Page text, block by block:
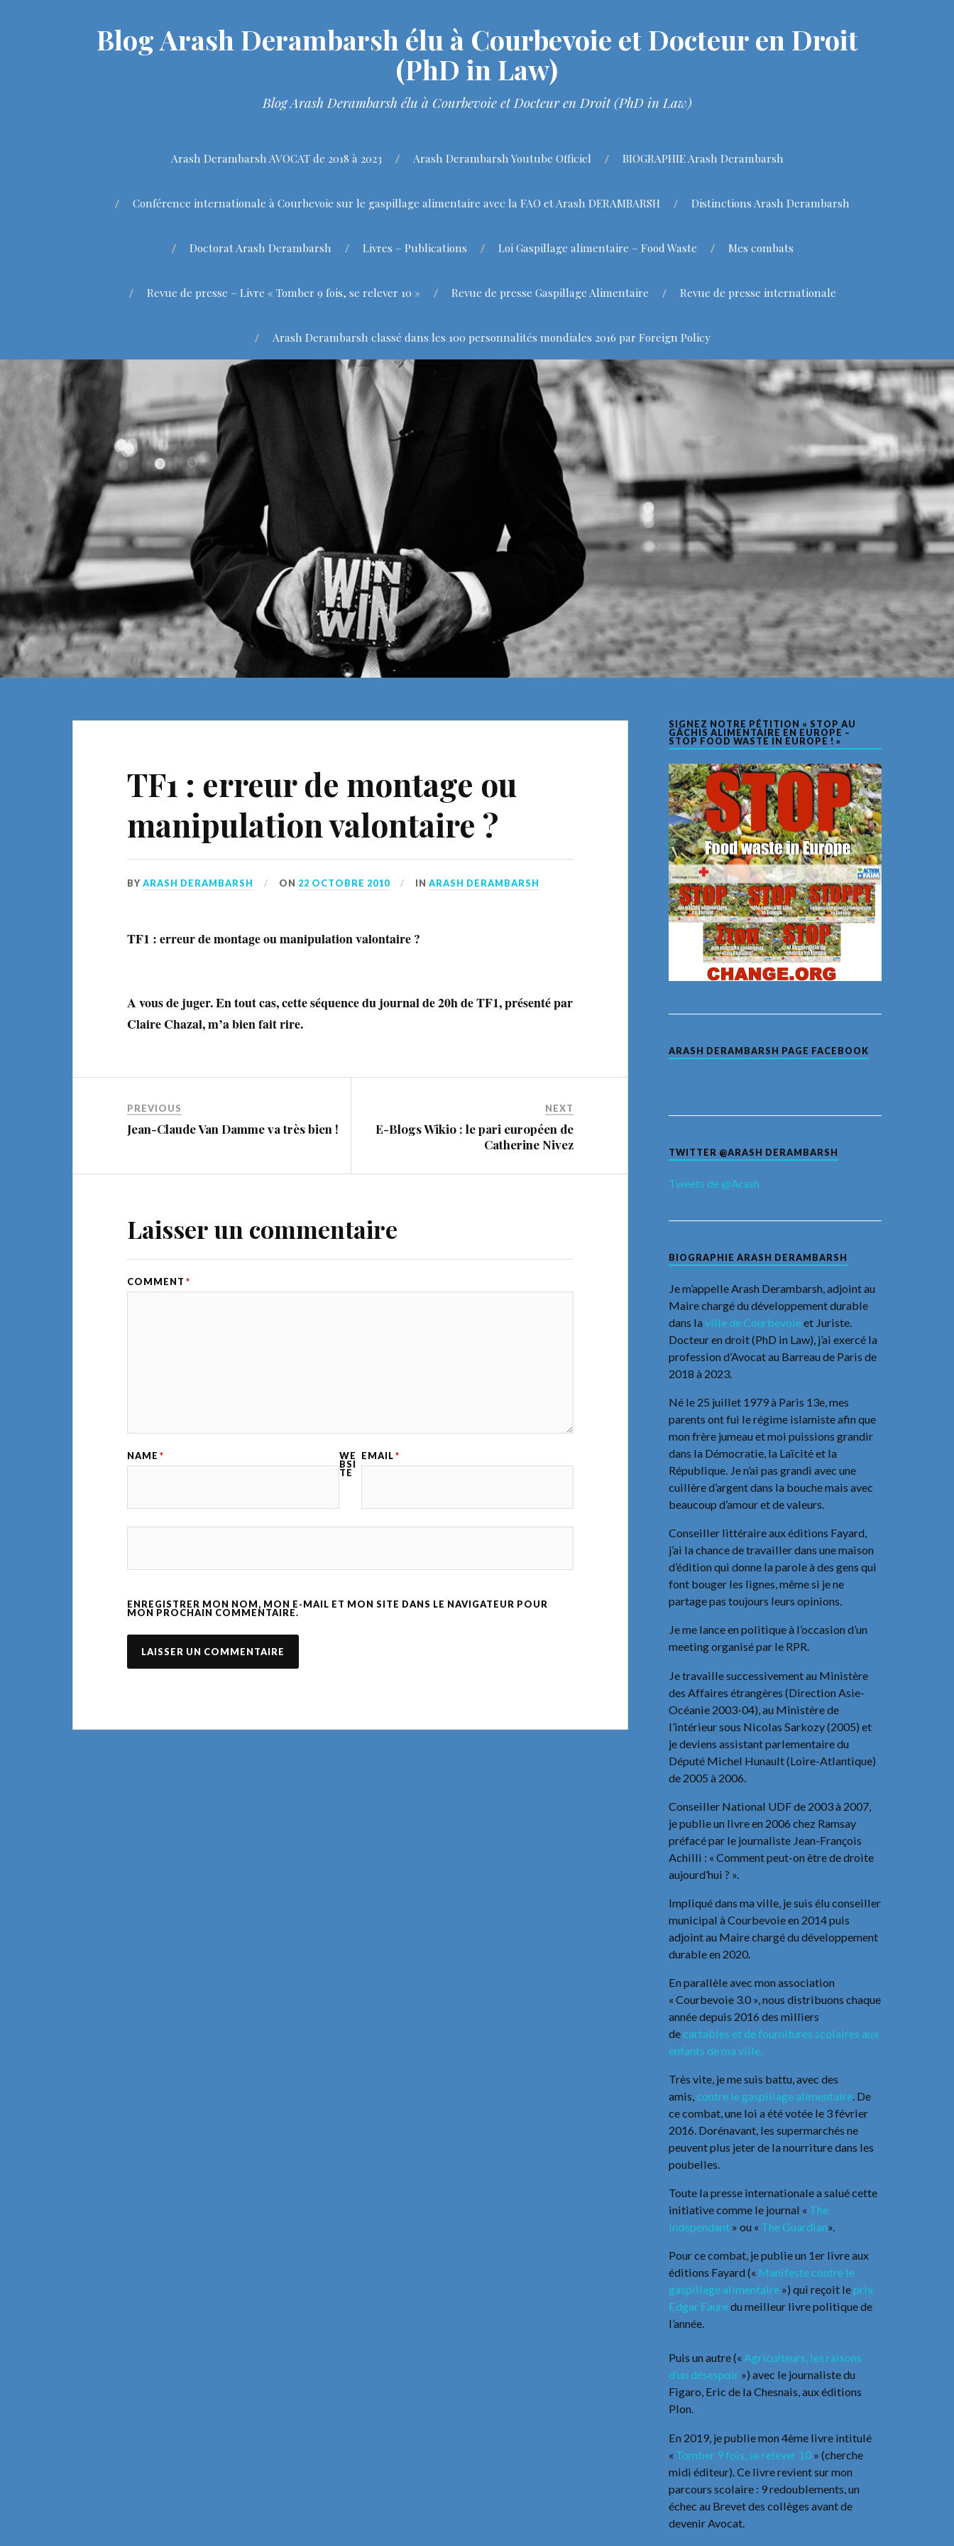
Blog Arash Derambarsh élu à Courbevoie et Docteur en Droit
(PhD in Law)
Blog Arash Derambarsh élu à Courbevoie et Docteur en Droit (PhD in Law)
Arash Derambarsh AVOCAT de 2018 à 2023 Arash Derambarsh Youtube Officiel BIOGRAPHIE Arash Derambarsh
Conférence internationale à Courbevoie sur le gaspillage alimentaire avec la FAO et Arash DERAMBARSH Distinctions Arash Derambarsh
Doctorat Arash Derambarsh Livres – Publications Loi Gaspillage alimentaire – Food Waste Mes combats
Revue de presse – Livre « Tomber 9 fois, se relever 10 » Revue de presse Gaspillage Alimentaire Revue de presse internationale
Arash Derambarsh classé dans les 100 personnalités mondiales 2016 par Foreign Policy
TF1 : erreur de montage ou
manipulation valontaire ?
BYARASH DERAMBARSH ON 22 OCTOBRE 2010 INARASH DERAMBARSH
TF1 : erreur de montage ou manipulation valontaire ?
A vous de juger. En tout cas, cette séquence du journal de 20h de TF1, présenté par
Claire Chazal, m’a bien fait rire.
PREVIOUS
Jean-Claude Van Damme va très bien !
NEXT
E-Blogs Wikio : le pari européen de
Catherine Nivez
Laisser un commentaire
COMMENT *
NAME * EMAIL *
WE
BSI
TE
ENREGISTRER MON NOM, MON E-MAIL ET MON SITE DANS LE NAVIGATEUR POUR
MON PROCHAIN COMMENTAIRE.
SIGNEZ NOTRE PÉTITION « STOP AU
GÂCHIS ALIMENTAIRE EN EUROPE –
STOP FOOD WASTE IN EUROPE ! »
ARASH DERAMBARSH PAGE FACEBOOK
TWITTER @ARASH DERAMBARSH
Tweets de @Arash
BIOGRAPHIE ARASH DERAMBARSH
Je m’appelle Arash Derambarsh, adjoint au
Maire chargé du développement durable
dans laville de Courbevoieet Juriste.
Docteur en droit (PhD in Law), j’ai exercé la
profession d’Avocat au Barreau de Paris de
2018 à 2023.
Né le 25 juillet 1979 à Paris 13e, mes
parents ont fui le régime islamiste afin que
mon frère jumeau et moi puissions grandir
dans la Démocratie, la Laïcité et la
République. Je n’ai pas grandi avec une
cuillère d’argent dans la bouche mais avec
beaucoup d’amour et de valeurs.
Conseiller littéraire aux éditions Fayard,
j’ai la chance de travailler dans une maison
d’édition qui donne la parole à des gens qui
font bouger les lignes, même si je ne
partage pas toujours leurs opinions.
Je me lance en politique à l’occasion d’un
meeting organisé par le RPR.
Je travaille successivement au Ministère
des Affaires étrangères (Direction Asie-
Océanie 2003-04), au Ministère de
l’intérieur sous Nicolas Sarkozy (2005) et
je deviens assistant parlementaire du
Député Michel Hunault (Loire-Atlantique)
de 2005 à 2006.
Conseiller National UDF de 2003 à 2007,
je publie un livre en 2006 chez Ramsay
préfacé par le journaliste Jean-François
Achilli : « Comment peut-on être de droite
aujourd’hui ? ».
Impliqué dans ma ville, je suis élu conseiller
municipal à Courbevoie en 2014 puis
adjoint au Maire chargé du développement
durable en 2020.
En parallèle avec mon association
« Courbevoie 3.0 », nous distribuons chaque
année depuis 2016 des milliers
de cartables et de fournitures scolaires aux
enfants de ma ville.
Très vite, je me suis battu, avec des
amis, contre le gaspillage alimentaire. De
ce combat, une loi a été votée le 3 février
2016. Dorénavant, les supermarchés ne
peuvent plus jeter de la nourriture dans les
poubelles.
Toute la presse internationale a salué cette
initiative comme le journal « The
Independant » ou « The Guardian».
Pour ce combat, je publie un 1er livre aux
éditions Fayard (« Manifeste contre le
gaspillage alimentaire ») qui reçoit le prix
Edgar Fauredu meilleur livre politique de
l’année.
Puis un autre (« Agriculteurs, les raisons
d’un désespoir ») avec le journaliste du
Figaro, Eric de la Chesnais, aux éditions
Plon.
En 2019, je publie mon 4ème livre intitulé
« Tomber 9 fois, se relever 10 » (cherche
midi éditeur). Ce livre revient sur mon
parcours scolaire : 9 redoublements, un
échec au Brevet des collèges avant de
devenir Avocat.